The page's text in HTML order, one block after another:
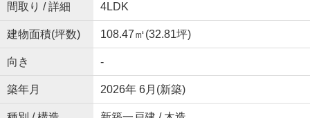
間取り / 詳細 4LDK
建物面積(坪数) 108.47㎡(32.81坪)
向き -
築年月 2026年 6月(新築)